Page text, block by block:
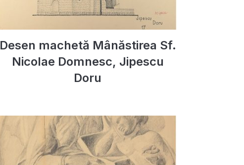
Desen machetă Mânăstirea Sf.
Nicolae Domnesc, Jipescu
Doru